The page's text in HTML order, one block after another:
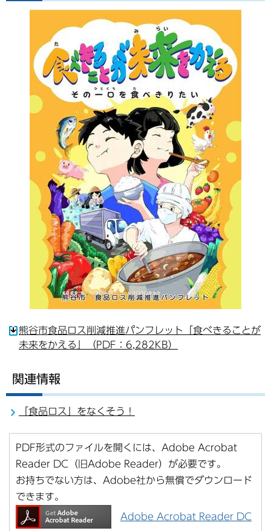
熊谷市食品ロス削減推進パンフレット「食べきることが
未来をかえる」（PDF：6,282KB）
関連情報
「食品ロス」をなくそう！
PDF形式のファイルを開くには、Adobe Acrobat
Reader DC（旧Adobe Reader）が必要です。
お持ちでない方は、Adobe社から無償でダウンロード
できます。
Adobe Acrobat Reader DC